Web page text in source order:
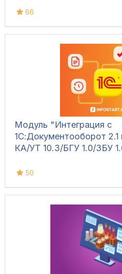
66
Модуль "Интеграция с
1С:Документооборот
КА/УТ 10.3/БГУ 1.0/ЗБУ
50